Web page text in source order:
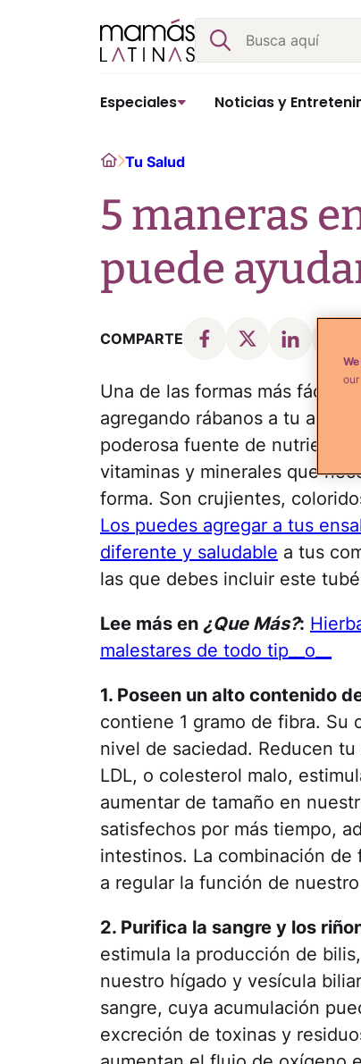
Buscar
Especiales Noticias y
HomeTu Salud
5 maneras
puede
COMPARTE
Una de las formas más fáciles
agregando rábanos a tu
poderosa fuente de
vitaminas y minerales que
forma. Son crujientes,
Los puedes agregar a tus
diferente y saludable a tus
las que debes incluir este
Lee más en ¿Que Más?:
malestares de todo tip__o__
1. Poseen un alto contenido
contiene 1 gramo de fibra.
nivel de saciedad. Reducen
LDL, o colesterol malo,
aumentar de tamaño en
satisfechos por más tiempo,
intestinos. La combinación de
a regular la función de
2. Purifica la sangre y los
estimula la producción de
nuestro hígado y vesícula
sangre, cuya acumulación
excreción de toxinas y
our